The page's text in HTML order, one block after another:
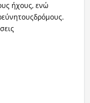
ήχους, ενώ
9;00μ.μ.